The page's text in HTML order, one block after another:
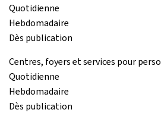
Quotidienne
Hebdomadaire
Dès publication
Centres, foyers et services pour
Quotidienne
Hebdomadaire
Dès publication